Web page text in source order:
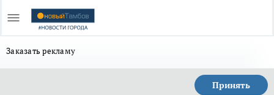
Заказать рекламу
Принять